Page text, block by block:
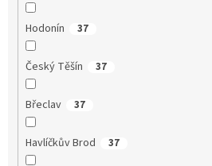
Hodonín 37
Český Těšín 37
Břeclav 37
Havlíčkův Brod 37